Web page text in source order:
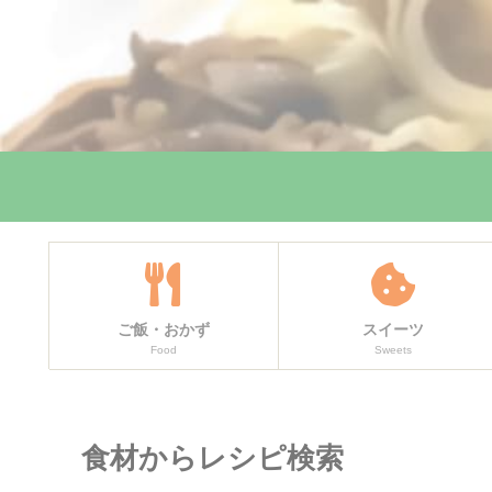
ご飯・おかず
Food
スイーツ
Sweets
食材からレシピ検索